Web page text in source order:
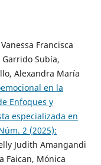
Francisca
Subía,
Alexandra María
en la
Enfoques y
especializada en
2 (2025):
Judith Amangandi
Faican, Mónica